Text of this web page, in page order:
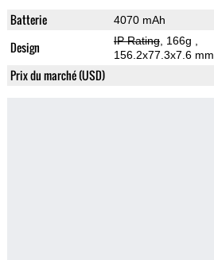
Batterie 4070 mAh
Design IP Rating, 166g
156.2x77.3x7.6 mm
Prix du marché (USD)